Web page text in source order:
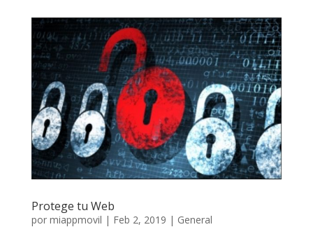
Protege tu Web
por miappmovil | Feb 2, 2019 | General